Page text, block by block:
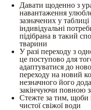
Давати щоденно з
навантаження
зазначених у
індивідуальні
підібрана в такий
тварини
У разі переходу з
це поступово для
адаптуватися до
переходу на новий
незначного його
закінчуючи повною
Стежте за тим, щоби
чистої свіжої води